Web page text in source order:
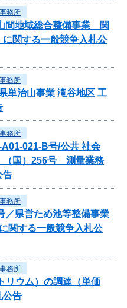
務所
間地域総合整備事業 関
関する一般競争入札公
務所
単治山事業 滝谷地区 工
務所
A01-021-B号/公共 社会
（国）256号 測量業務
告
務所
／県営ため池等整備事業
関する一般競争入札公
務所
リウム）の調達（単価
公告